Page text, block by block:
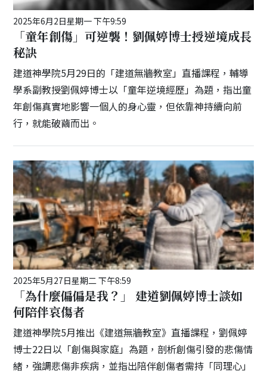
2025年6月2日星期一 下午9:59
「童年創傷」可逆襲！劉佩婷博士授逆境成長
秘訣
建道神學院5月29日的「建道無牆教室」直播課程，輔導
學系副教授劉佩婷博士以「童年逆境經歷」為題，指出童
年創傷真實地影響一個人的身心靈，但依靠神持續向前
行，就能破繭而出。
2025年5月27日星期二 下午8:59
「為什麼偏偏是我？」 建道劉佩婷博士談如
何陪伴哀傷者
建道神學院5月推出《建道無牆教室》直播課程，劉佩婷
博士22日以「創傷與家庭」為題，剖析創傷引發的悲傷情
緒，強調悲傷非疾病，並指出陪伴創傷者需持「同理心」